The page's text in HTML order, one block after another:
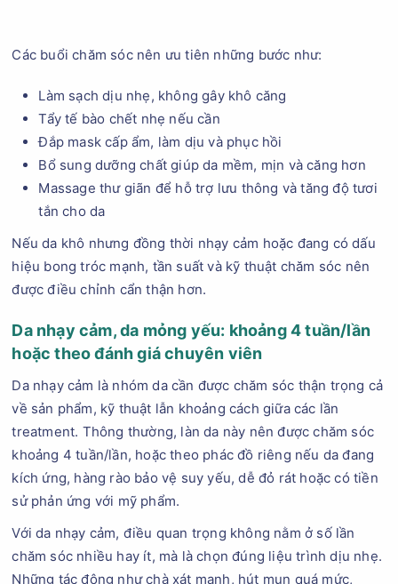
Các buổi chăm sóc nên ưu tiên những bước như:
Làm sạch dịu nhẹ, không gây khô căng
Tẩy tế bào chết nhẹ nếu cần
Đắp mask cấp ẩm, làm dịu và phục hồi
Bổ sung dưỡng chất giúp da mềm, mịn và căng hơn
Massage thư giãn để hỗ trợ lưu thông và tăng độ tươi
tắn cho da
Nếu da khô nhưng đồng thời nhạy cảm hoặc đang có dấu
hiệu bong tróc mạnh, tần suất và kỹ thuật chăm sóc nên
được điều chỉnh cẩn thận hơn.
Da nhạy cảm, da mỏng yếu: khoảng 4 tuần/lần
hoặc theo đánh giá chuyên viên
Da nhạy cảm là nhóm da cần được chăm sóc thận trọng cả
về sản phẩm, kỹ thuật lẫn khoảng cách giữa các lần
treatment. Thông thường, làn da này nên được chăm sóc
khoảng 4 tuần/lần, hoặc theo phác đồ riêng nếu da đang
kích ứng, hàng rào bảo vệ suy yếu, dễ đỏ rát hoặc có tiền
sử phản ứng với mỹ phẩm.
Với da nhạy cảm, điều quan trọng không nằm ở số lần
chăm sóc nhiều hay ít, mà là chọn đúng liệu trình dịu nhẹ.
Những tác động như chà xát mạnh, hút mụn quá mức,